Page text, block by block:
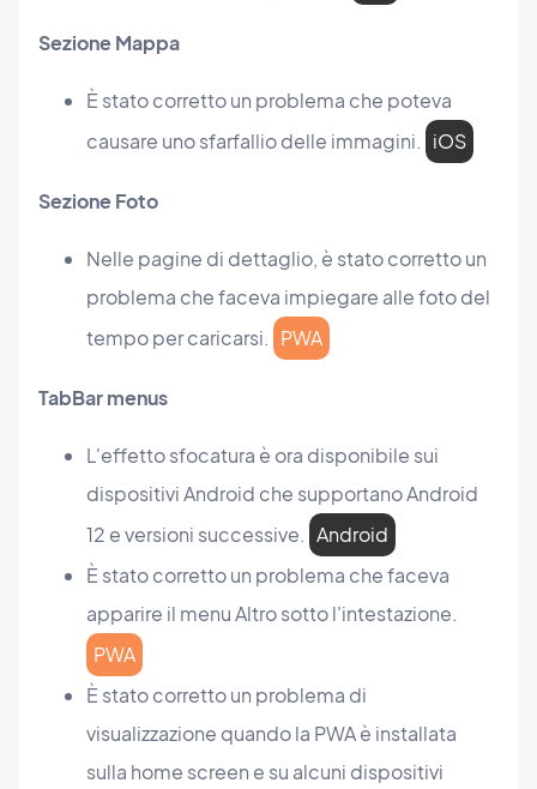
Sezione Mappa
È stato corretto un problema che poteva
causare uno sfarfallio delle immagini. iOS
Sezione Foto
Nelle pagine di dettaglio, è stato corretto un
problema che faceva impiegare alle foto del
tempo per caricarsi. PWA
TabBar menus
L'effetto sfocatura è ora disponibile sui
dispositivi Android che supportano Android
12 e versioni successive. Android
È stato corretto un problema che faceva
apparire il menu Altro sotto l'intestazione.
PWA
È stato corretto un problema di
visualizzazione quando la PWA è installata
sulla home screen e su alcuni dispositivi